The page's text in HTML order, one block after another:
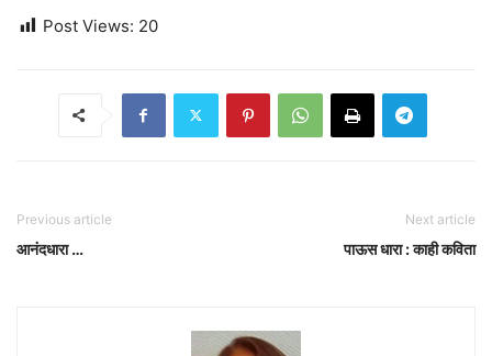
Post Views: 20
Previous article
आनंदधारा …
Next article
पाऊस धारा : काही कविता